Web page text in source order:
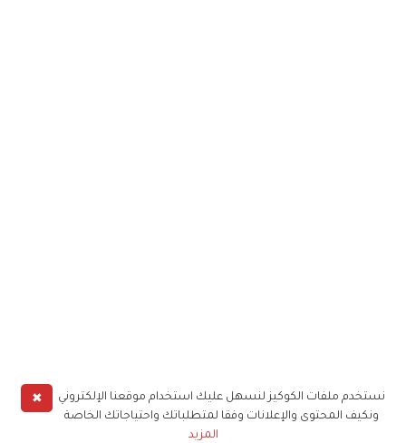
✖
نستخدم ملفات الكوكيز لنسهل عليك استخدام موقعنا الإلكتروني
ونكيف المحتوى والإعلانات وفقا لمتطلباتك واحتياجاتك الخاصة
المزيد